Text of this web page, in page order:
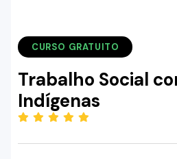
CURSO GRATUITO
Trabalho Social
Indígenas